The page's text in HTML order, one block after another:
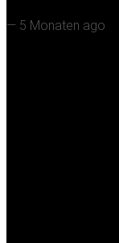
— 5 Monaten ago